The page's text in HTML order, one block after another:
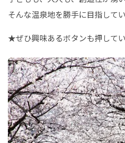
そんな温泉地を勝手に目指してい
★ぜひ興味あるボタンも押して